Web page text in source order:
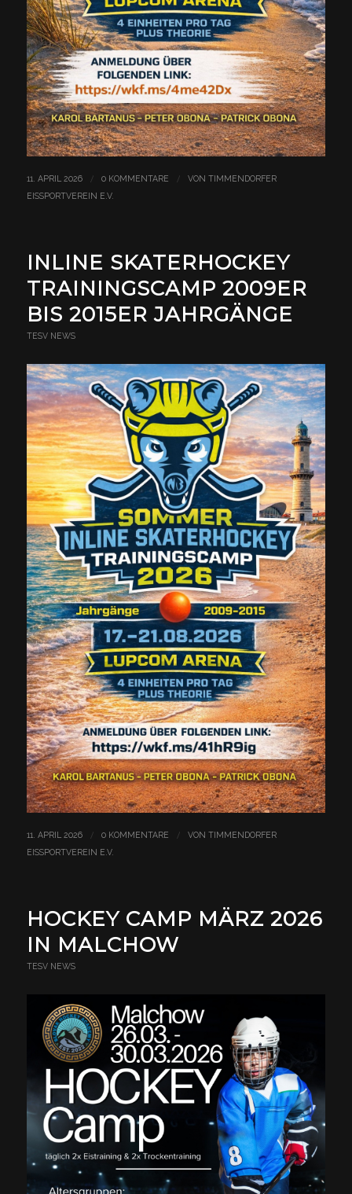
11. APRIL 2026 / 0 KOMMENTARE / VON TIMMENDORFER
EISSPORTVEREIN E.V.
INLINE SKATERHOCKEY
TRAININGSCAMP 2009ER
BIS 2015ER JAHRGÄNGE
TESV NEWS
11. APRIL 2026 / 0 KOMMENTARE / VON TIMMENDORFER
EISSPORTVEREIN E.V.
HOCKEY CAMP MÄRZ 2026
IN MALCHOW
TESV NEWS